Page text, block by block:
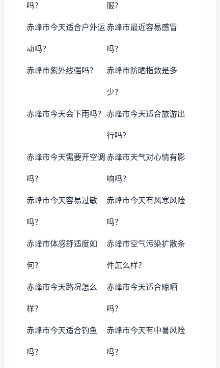
吗？ 服？
赤峰市今天适合户外运
动吗？
赤峰市最近容易感冒
吗？
赤峰市紫外线强吗？ 赤峰市防晒指数是多
少？
赤峰市今天会下雨吗？ 赤峰市今天适合旅游出
行吗？
赤峰市今天需要开空调
吗？
赤峰市天气对心情有影
响吗？
赤峰市今天容易过敏
吗？
赤峰市今天有风寒风险
吗？
赤峰市体感舒适度如
何？
赤峰市空气污染扩散条
件怎么样？
赤峰市今天路况怎么
样？
赤峰市今天适合晾晒
吗？
赤峰市今天适合钓鱼
吗？
赤峰市今天有中暑风险
吗？